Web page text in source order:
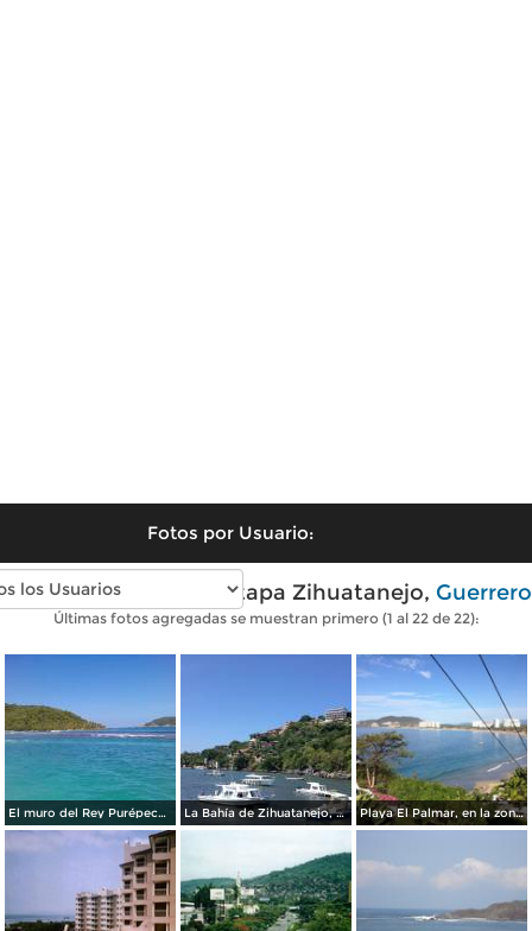
Fotos por Usuario:
Fotos modernas de Ixtapa Zihuatanejo, Guerrero
Últimas fotos agregadas se muestran primero (1 al 22 de 22):
El muro del Rey Purépecha Caltzontzin en la playa Las Gatas de Zihuatanejo, Guerrero. Agosto/2018 La Bahía de Zihuatanejo, Guerrero. Agosto/2018 Playa El Palmar, en la zona hotelera de Zihuatanejo.